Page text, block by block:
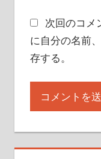
次回のコメ
に自分の名前
存する。